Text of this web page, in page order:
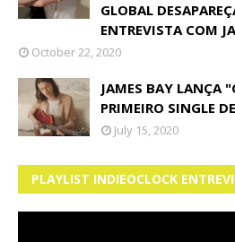
GLOBAL
ENTREVISTA COM
October 22, 2020
JAMES BAY LANÇA
PRIMEIRO SINGLE
July 15, 2020
PLAYLIST INDIEOCLOCK